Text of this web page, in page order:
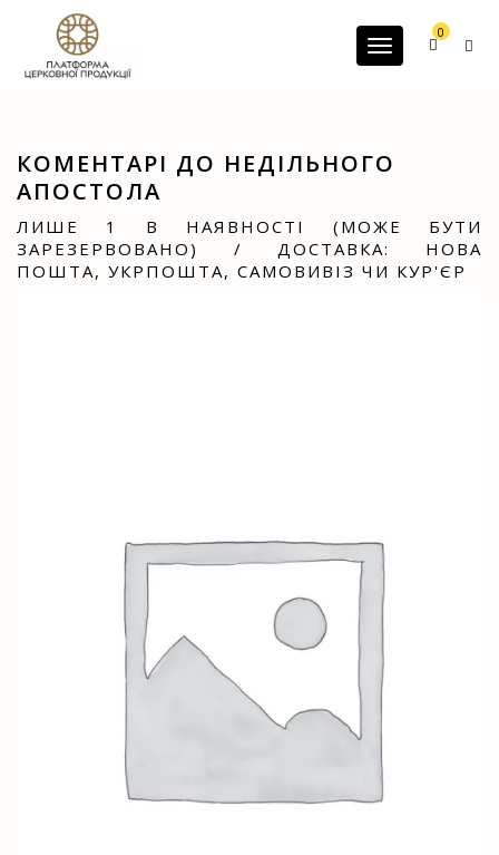
G-60JZFMNRBC
Toggle
0
КОМЕНТАРІ ДО НЕДІЛЬНОГО
АПОСТОЛА
ЛИШЕ 1 В НАЯВНОСТІ (МОЖЕ БУТИ
ЗАРЕЗЕРВОВАНО) / ДОСТАВКА: НОВА
ПОШТА, УКРПОШТА, САМОВИВІЗ ЧИ КУР'ЄР